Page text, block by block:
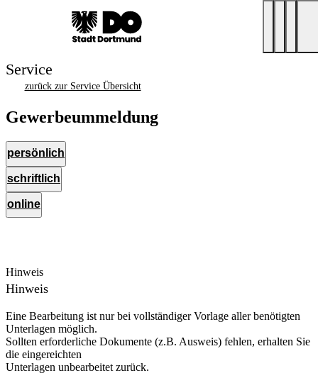
Service
zurück zur Service Übersicht
Gewerbeummeldung
persönlich
schriftlich
online
Hinweis
Hinweis
Eine Bearbeitung ist nur bei vollständiger Vorlage aller benötigten
Unterlagen möglich.
Sollten erforderliche Dokumente (z.B. Ausweis) fehlen, erhalten Sie
die eingereichten
Unterlagen unbearbeitet zurück.